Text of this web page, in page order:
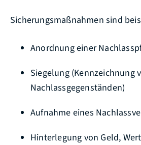
Sicherungsmaßnahmen sind
Anordnung einer
Siegelung (Kennzeichnung
Nachlassgegenständen)
Aufnahme eines
Hinterlegung von Geld,